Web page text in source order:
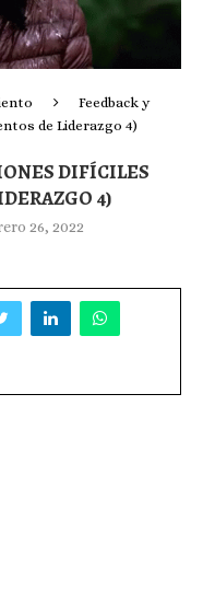
Feedback y
de Liderazgo 4)
DIFÍCILES
4)
26, 2022